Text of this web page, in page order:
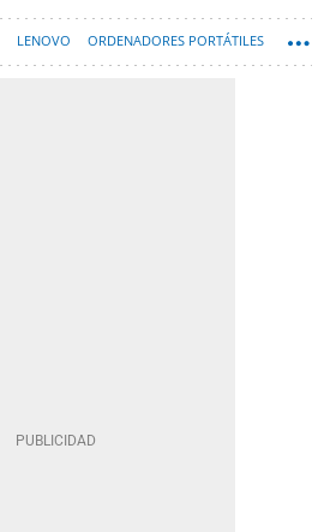
LENOVO ORDENADORES PORTÁTILES